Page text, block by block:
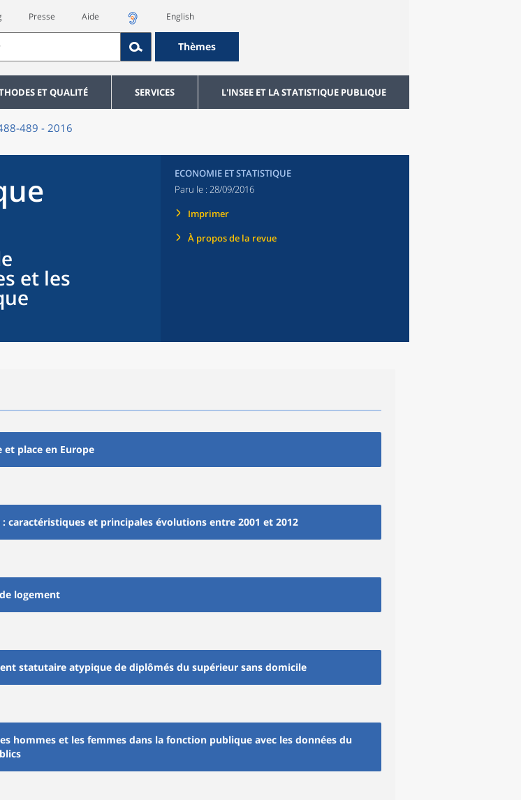
Presse Aide English
Thèmes
ET QUALITÉ SERVICES L'INSEE ET LA STATISTIQUE PUBLIQUE
489 - 2016
et les
ECONOMIE ET STATISTIQUE
Paru le : 28/09/2016
Imprimer
À propos de la revue
place en Europe
caractéristiques et principales évolutions entre 2001 et 2012
logement
statutaire atypique de diplômés du supérieur sans domicile
hommes et les femmes dans la fonction publique avec les données du